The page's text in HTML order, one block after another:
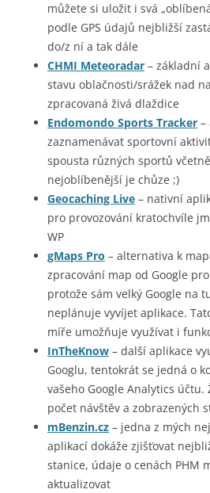
můžete si uložit i svá
podle GPS údajů nejbližší
do/z ní a tak dále
CHMI Meteoradar – základní
stavu oblačnosti/srážek nad
zpracovaná živá dlaždice
Endomondo Sports Tracker –
zaznamenávat sportovní
spousta různých sportů
nejoblíbenější je chůze ;)
Geocaching Live – nativní
pro provozování kratochvíle
WP
gMaps Pro – alternativa k
zpracování map od Google
protože sám velký Google na
neplánuje vyvíjet aplikace.
míře umožňuje využívat i
InTheKnow – další aplikace
Googlu, tentokrát se jedná o
vašeho Google Analytics
počet návštěv a zobrazených
mBenzin.cz – jedna z mých
aplikací dokáže zjišťovat
stanice, údaje o cenách PHM
aktualizovat